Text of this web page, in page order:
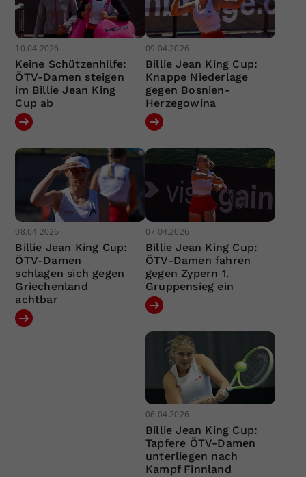
10.04.2026
Keine Schützenhilfe:
ÖTV-Damen steigen
im Billie Jean King
Cup ab
09.04.2026
Billie Jean King Cup:
Knappe Niederlage
gegen Bosnien-
Herzegowina
08.04.2026
Billie Jean King Cup:
ÖTV-Damen
schlagen sich gegen
Griechenland
achtbar
07.04.2026
Billie Jean King Cup:
ÖTV-Damen fahren
gegen Zypern 1.
Gruppensieg ein
06.04.2026
Billie Jean King Cup:
Tapfere ÖTV-Damen
unterliegen nach
Kampf Finnland